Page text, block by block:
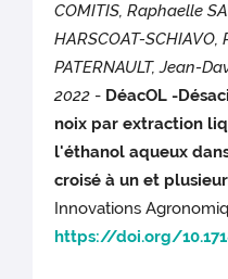
COMITIS, Raphaelle
HARSCOAT-SCHIAVO,
PATERNAULT, Jean-
2022 - DéacOL -
noix par extraction
l'éthanol aqueux
croisé à un et
Innovations
https://doi.org/